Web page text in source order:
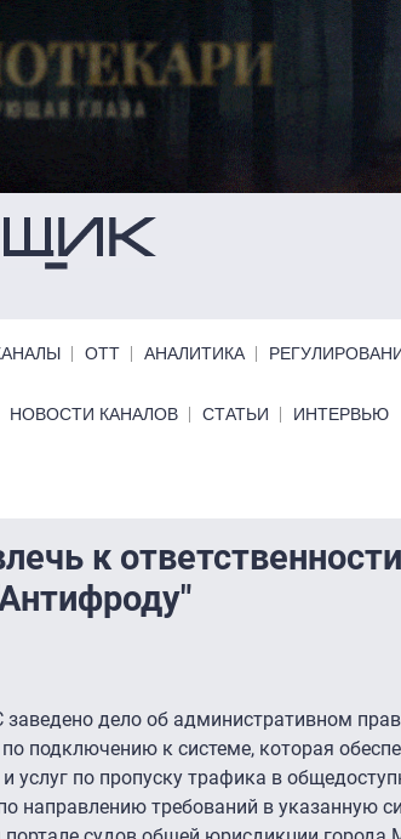
ОТТ АНАЛИТИКА
НОВОСТИ КАНАЛОВ СТАТЬИ ИНТЕРВЬЮ
к
дело об административном
подключению к системе, которая
и услуг по пропуску трафика в
направлению требований в указанную